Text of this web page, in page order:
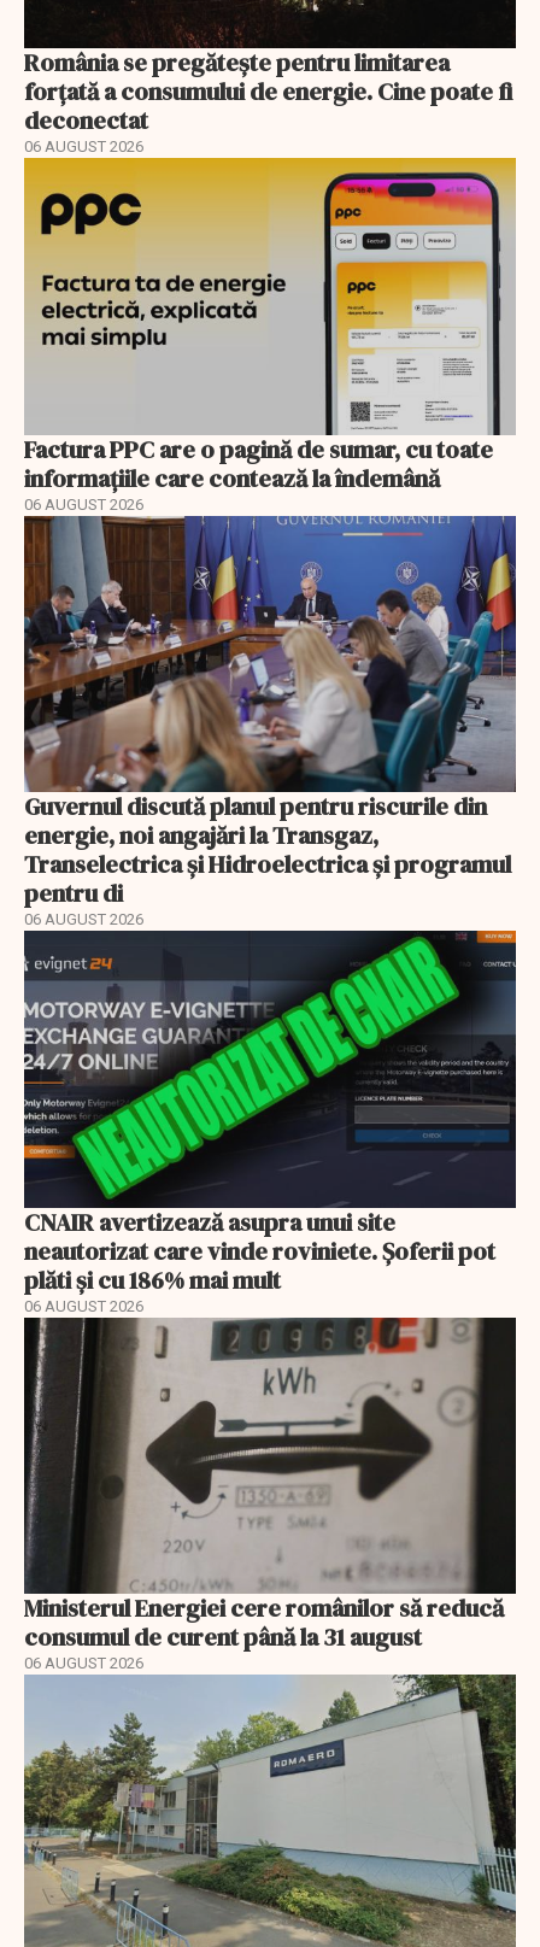
România se pregătește pentru limitarea
forțată a consumului de energie. Cine poate fi
deconectat
06 AUGUST 2026
Factura PPC are o pagină de sumar, cu toate
informațiile care contează la îndemână
06 AUGUST 2026
Guvernul discută planul pentru riscurile din
energie, noi angajări la Transgaz,
Transelectrica și Hidroelectrica și programul
pentru di
06 AUGUST 2026
CNAIR avertizează asupra unui site
neautorizat care vinde roviniete. Șoferii pot
plăti și cu 186% mai mult
06 AUGUST 2026
Ministerul Energiei cere românilor să reducă
consumul de curent până la 31 august
06 AUGUST 2026